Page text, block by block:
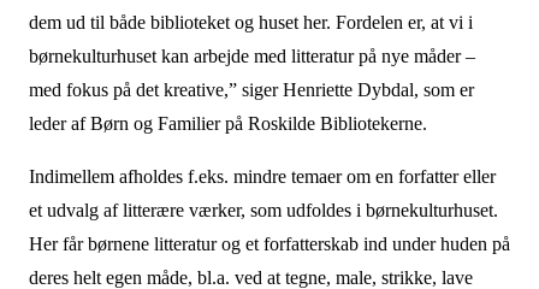
dem ud til både biblioteket og huset her. Fordelen er, at vi i
børnekulturhuset kan arbejde med litteratur på nye måder –
med fokus på det kreative,” siger Henriette Dybdal, som er
leder af Børn og Familier på Roskilde Bibliotekerne.
Indimellem afholdes f.eks. mindre temaer om en forfatter eller
et udvalg af litterære værker, som udfoldes i børnekulturhuset.
Her får børnene litteratur og et forfatterskab ind under huden på
deres helt egen måde, bl.a. ved at tegne, male, strikke, lave